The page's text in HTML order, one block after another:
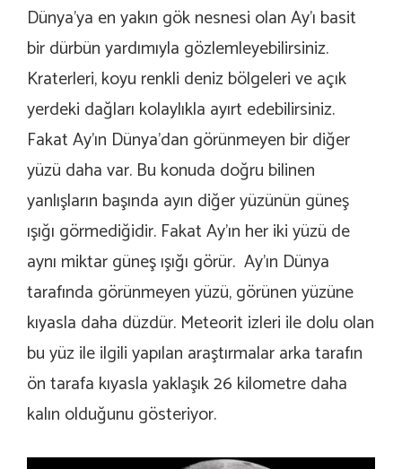
Dünya’ya en yakın gök nesnesi olan Ay’ı basit
bir dürbün yardımıyla gözlemleyebilirsiniz.
Kraterleri, koyu renkli deniz bölgeleri ve açık
yerdeki dağları kolaylıkla ayırt edebilirsiniz.
Fakat Ay’ın Dünya’dan görünmeyen bir diğer
yüzü daha var. Bu konuda doğru bilinen
yanlışların başında ayın diğer yüzünün güneş
ışığı görmediğidir. Fakat Ay’ın her iki yüzü de
aynı miktar güneş ışığı görür. Ay’ın Dünya
tarafında görünmeyen yüzü, görünen yüzüne
kıyasla daha düzdür. Meteorit izleri ile dolu olan
bu yüz ile ilgili yapılan araştırmalar arka tarafın
ön tarafa kıyasla yaklaşık 26 kilometre daha
kalın olduğunu gösteriyor.